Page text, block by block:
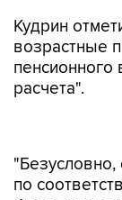
Кудрин
возрастные
пенсионного
расчета".
будут строго
отдельных